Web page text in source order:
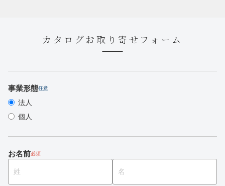
カタログお取り寄せフォーム
事業形態任意
法人
個人
お名前必須